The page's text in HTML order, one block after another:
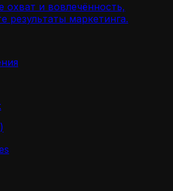
охват и вовлечённость,
результаты маркетинга.